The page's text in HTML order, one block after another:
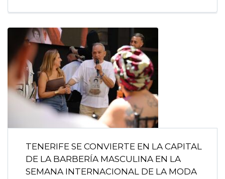
TENERIFE SE CONVIERTE EN LA CAPITAL
DE LA BARBERÍA MASCULINA EN LA
SEMANA INTERNACIONAL DE LA MODA